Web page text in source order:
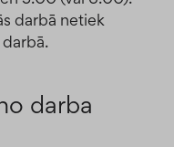
darbā netiek
darba